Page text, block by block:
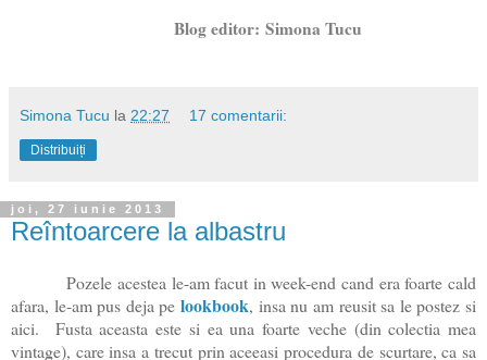
Blog editor: Simona Tucu
Simona Tucu la 22:27 17 comentarii:
Distribuiți
joi, 27 iunie 2013
Reîntoarcere la albastru
Pozele acestea le-am facut in week-end cand era foarte cald
afara, le-am pus deja pelookbook, insa nu am reusit sa le postez si
aici. Fusta aceasta este si ea una foarte veche (din colectia mea
vintage), care insa a trecut prin aceeasi procedura de scurtare, ca sa